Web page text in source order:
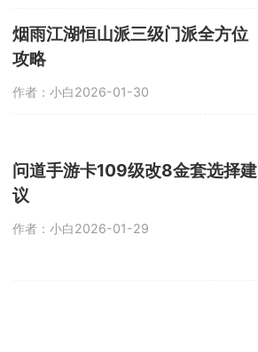
烟雨江湖恒山派三级门派全方位
攻略
作者：小白2026-01-30
问道手游卡109级改8金套选择建
议
作者：小白2026-01-29